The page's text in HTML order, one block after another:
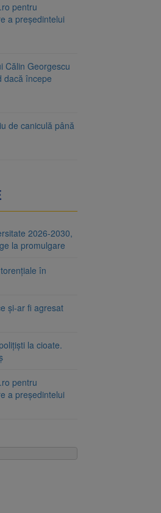
pentru
a președintelui
Călin Georgescu
dacă începe
de caniculă până
2026-2030,
la promulgare
în
și-ar fi agresat
la cioate.
pentru
a președintelui